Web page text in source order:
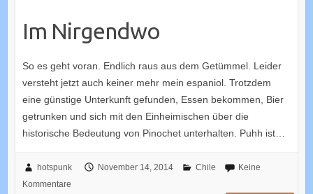
Im Nirgendwo
So es geht voran. Endlich raus aus dem Getümmel. Leider
versteht jetzt auch keiner mehr mein espaniol. Trotzdem
eine günstige Unterkunft gefunden, Essen bekommen, Bier
getrunken und sich mit den Einheimischen über die
historische Bedeutung von Pinochet unterhalten. Puhh ist…
hotspunk November 14, 2014 Chile
Keine
Kommentare